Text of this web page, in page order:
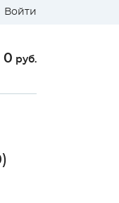
Войти
0 руб.